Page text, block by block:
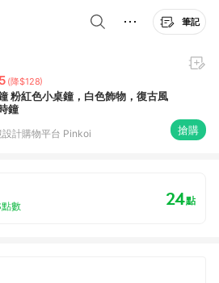
筆記
(降$128)
粉紅色小桌鐘，白色飾物，復古風
鐘
設計購物平台 Pinkoi 搶購
數 24點